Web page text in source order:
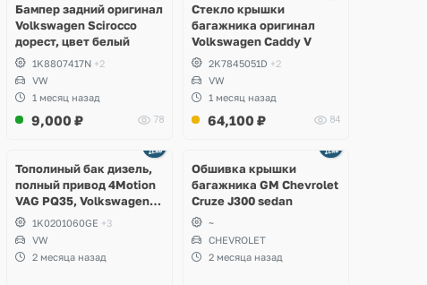
Бампер задний оригинал
Volkswagen Scirocco
дорест, цвет белый
1K8807417N +2
VW
1 месяц назад
9,000 ₽ 78
Стекло крышки
багажника оригинал
Volkswagen Caddy V
2K7845051D +2
VW
1 месяц назад
64,100 ₽ 84
Тополиный бак дизель,
полный привод 4Motion
VAG PQ35, Volkswagen
Scirocco, Golf V, VI,
Skoda Yeti, Octavia A5,
Superb, Audi A3, Seat
Altea
1K0201060GE +3
VW
2 месяца назад
Обшивка крышки
багажника GM Chevrolet
Cruze J300 sedan
~
CHEVROLET
2 месяца назад